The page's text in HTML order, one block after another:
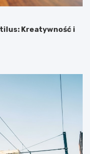
Kreatywność i